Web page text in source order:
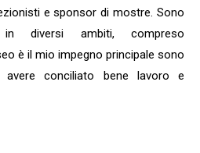
e sponsor di mostre. Sono
diversi ambiti, compreso
è il mio impegno principale sono
conciliato bene lavoro e